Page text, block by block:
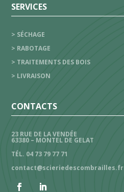
SERVICES
> SÉCHAGE
> RABOTAGE
> TRAITEMENTS DES BOIS
> LIVRAISON
CONTACTS
23 RUE DE LA VENDÉE
63380 – MONTEL DE GELAT
TÉL. 04 73 79 77 71
contact@scieriedescombrailles.fr